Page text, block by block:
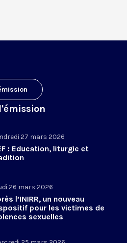
27 mars 2026
: Education, liturgie et
26 mars 2026
l’INIRR, un nouveau
pour les victimes de
sexuelles